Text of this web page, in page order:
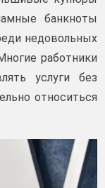
банкноты
недовольных
работники
услуги без
относиться